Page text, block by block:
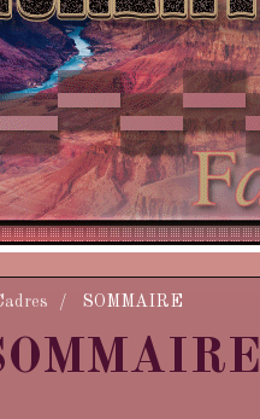
SOMMAIRE